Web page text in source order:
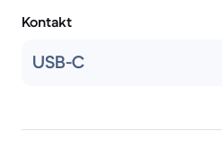
Kontakt
USB-C